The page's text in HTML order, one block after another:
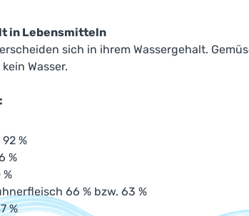
in Lebensmitteln
sich in ihrem Wassergehalt.
Wasser.
%
%
66 % bzw. 63 %
%